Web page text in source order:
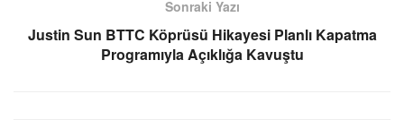
Sonraki Yazı
Justin Sun BTTC Köprüsü Hikayesi Planlı Kapatma
Programıyla Açıklığa Kavuştu